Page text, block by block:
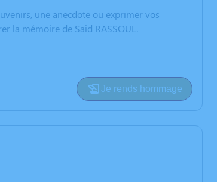
une anecdote ou exprimer vos
la mémoire de Said RASSOUL.
Je rends hommage